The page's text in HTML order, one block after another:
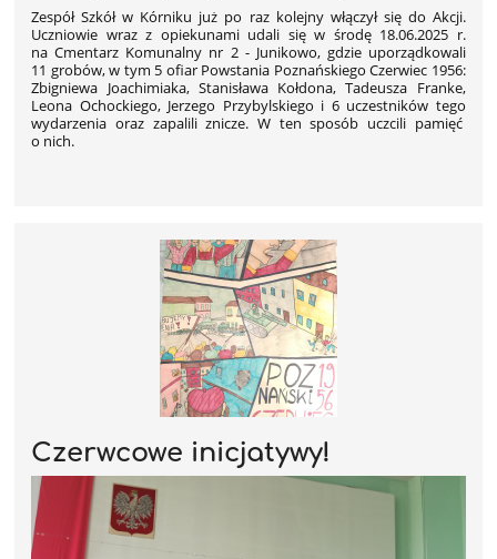
Zespół Szkół w Kórniku już po raz kolejny włączył się do Akcji.
Uczniowie wraz z opiekunami udali się w środę 18.06.2025 r.
na Cmentarz Komunalny nr 2 - Junikowo, gdzie uporządkowali
11 grobów, w tym 5 ofiar Powstania Poznańskiego Czerwiec 1956:
Zbigniewa Joachimiaka, Stanisława Kołdona, Tadeusza Franke,
Leona Ochockiego, Jerzego Przybylskiego i 6 uczestników tego
wydarzenia oraz zapalili znicze. W ten sposób uczcili pamięć
o nich.
Czerwcowe inicjatywy!